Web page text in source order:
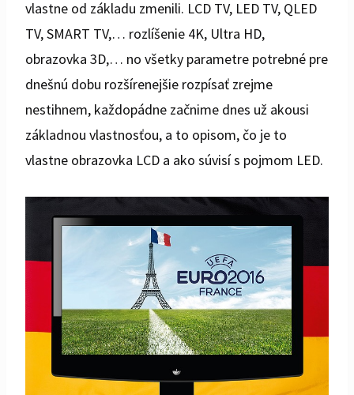
vlastne od základu zmenili. LCD TV, LED TV, QLED
TV, SMART TV,… rozlíšenie 4K, Ultra HD,
obrazovka 3D,… no všetky parametre potrebné pre
dnešnú dobu rozšírenejšie rozpísať zrejme
nestihnem, každopádne začnime dnes už akousi
základnou vlastnosťou, a to opisom, čo je to
vlastne obrazovka LCD a ako súvisí s pojmom LED.